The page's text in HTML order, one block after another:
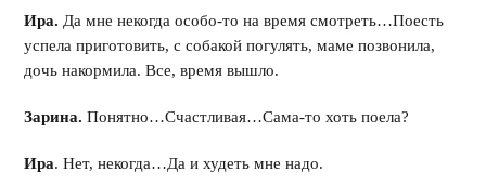
Ира. Да мне некогда особо-то на время смотреть…Поесть
успела приготовить, с собакой погулять, маме позвонила,
дочь накормила. Все, время вышло.
Зарина. Понятно…Счастливая…Сама-то хоть поела?
Ира. Нет, некогда…Да и худеть мне надо.